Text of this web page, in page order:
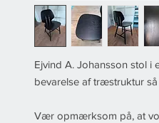
Ejvind A. Johansson stol i
bevarelse af træstruktur
Vær opmærksom på, at